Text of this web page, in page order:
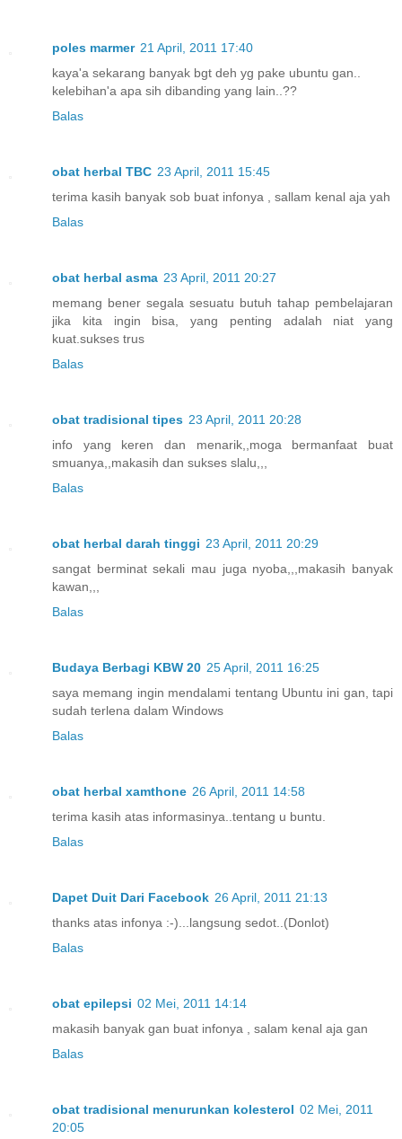
poles marmer 21 April, 2011 17:40
kaya'a sekarang banyak bgt deh yg pake ubuntu gan..
kelebihan'a apa sih dibanding yang lain..??
Balas
obat herbal TBC 23 April, 2011 15:45
terima kasih banyak sob buat infonya , sallam kenal aja yah
Balas
obat herbal asma 23 April, 2011 20:27
memang bener segala sesuatu butuh tahap pembelajaran
jika kita ingin bisa, yang penting adalah niat yang
kuat.sukses trus
Balas
obat tradisional tipes 23 April, 2011 20:28
info yang keren dan menarik,,moga bermanfaat buat
smuanya,,makasih dan sukses slalu,,,
Balas
obat herbal darah tinggi 23 April, 2011 20:29
sangat berminat sekali mau juga nyoba,,,makasih banyak
kawan,,,
Balas
Budaya Berbagi KBW 20 25 April, 2011 16:25
saya memang ingin mendalami tentang Ubuntu ini gan, tapi
sudah terlena dalam Windows
Balas
obat herbal xamthone 26 April, 2011 14:58
terima kasih atas informasinya..tentang u buntu.
Balas
Dapet Duit Dari Facebook 26 April, 2011 21:13
thanks atas infonya :-)...langsung sedot..(Donlot)
Balas
obat epilepsi 02 Mei, 2011 14:14
makasih banyak gan buat infonya , salam kenal aja gan
Balas
obat tradisional menurunkan kolesterol 02 Mei, 2011
20:05